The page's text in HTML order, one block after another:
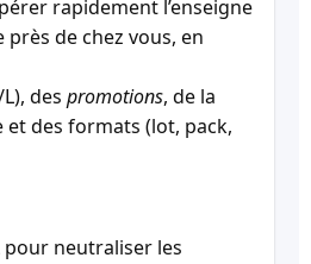
rapidement l’enseigne
de chez vous, en
des promotions, de la
des formats (lot, pack,
pour neutraliser les